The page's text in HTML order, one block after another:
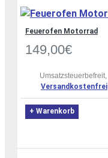
Feuerofen Motorrad
149,00€
Umsatzsteuerbefreit,
Versandkostenfrei
+ Warenkorb